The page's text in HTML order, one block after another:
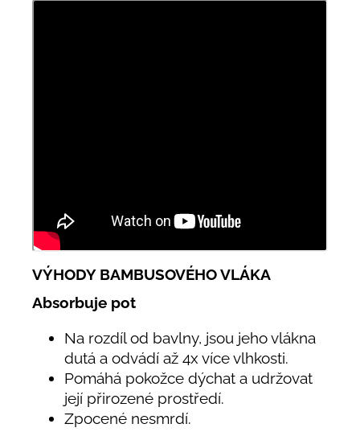
VÝHODY BAMBUSOVÉHO VLÁKA
Absorbuje pot
Na rozdíl od bavlny, jsou jeho vlákna
dutá a odvádí až 4x více vlhkosti.
Pomáhá pokožce dýchat a udržovat
její přirozené prostředí.
Zpocené nesmrdí.